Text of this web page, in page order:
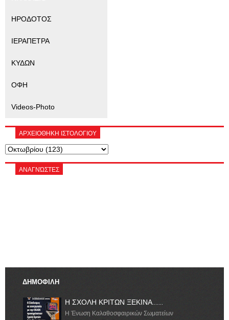
ΗΡΟΔΟΤΟΣ
ΙΕΡΑΠΕΤΡΑ
ΚΥΔΩΝ
ΟΦΗ
Videos-Photo
ΑΡΧΕΙΟΘΗΚΗ ΙΣΤΟΛΟΓΙΟΥ
ΑΝΑΓΝΏΣΤΕΣ
ΔΗΜΟΦΙΛΗ
Η ΣΧΟΛΗ ΚΡΙΤΩΝ ΞΕΚΙΝΑ.......
Η Ένωση Καλαθοσφαιρικών Σωματείων